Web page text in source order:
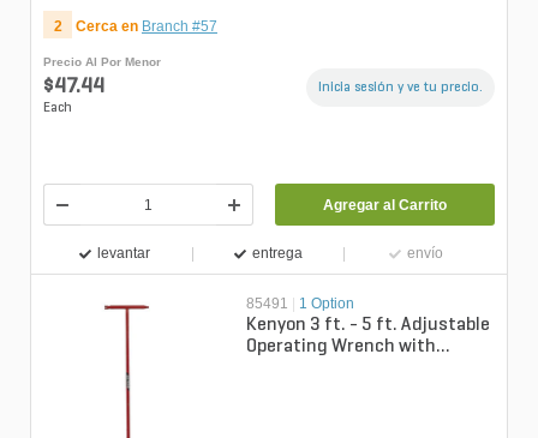
2 Cerca en Branch #57
Precio Al Por Menor
$47.44
Each
Inicia sesión y ve tu precio.
Agregar al Carrito
levantar entrega envío
85491 | 1 Option
Kenyon 3 ft. - 5 ft. Adjustable
Operating Wrench with